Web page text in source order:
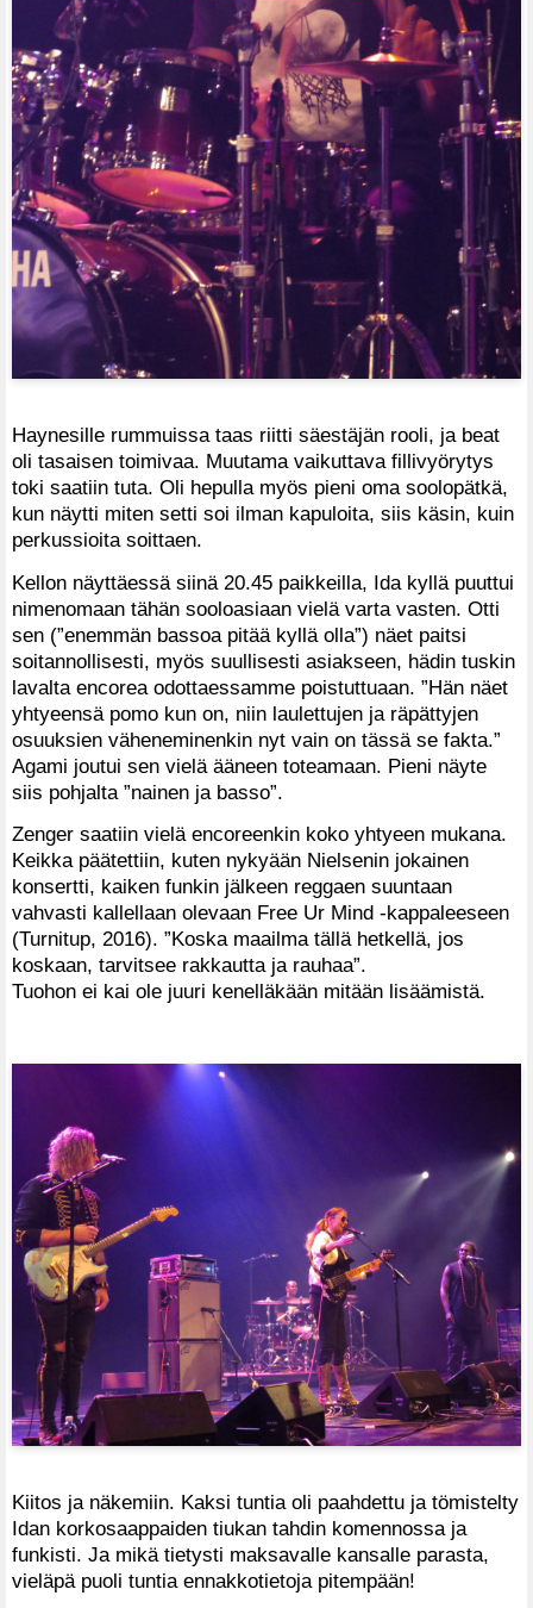
Haynesille rummuissa taas riitti säestäjän rooli, ja beat
oli tasaisen toimivaa. Muutama vaikuttava fillivyörytys
toki saatiin tuta. Oli hepulla myös pieni oma soolopätkä,
kun näytti miten setti soi ilman kapuloita, siis käsin, kuin
perkussioita soittaen.
Kellon näyttäessä siinä 20.45 paikkeilla, Ida kyllä puuttui
nimenomaan tähän sooloasiaan vielä varta vasten. Otti
sen (”enemmän bassoa pitää kyllä olla”) näet paitsi
soitannollisesti, myös suullisesti asiakseen, hädin tuskin
lavalta encorea odottaessamme poistuttuaan. ”Hän näet
yhtyeensä pomo kun on, niin laulettujen ja räpättyjen
osuuksien väheneminenkin nyt vain on tässä se fakta.”
Agami joutui sen vielä ääneen toteamaan. Pieni näyte
siis pohjalta ”nainen ja basso”.
Zenger saatiin vielä encoreenkin koko yhtyeen mukana.
Keikka päätettiin, kuten nykyään Nielsenin jokainen
konsertti, kaiken funkin jälkeen reggaen suuntaan
vahvasti kallellaan olevaan Free Ur Mind -kappaleeseen
(Turnitup, 2016). ”Koska maailma tällä hetkellä, jos
koskaan, tarvitsee rakkautta ja rauhaa”.
Tuohon ei kai ole juuri kenelläkään mitään lisäämistä.
Kiitos ja näkemiin. Kaksi tuntia oli paahdettu ja tömistelty
Idan korkosaappaiden tiukan tahdin komennossa ja
funkisti. Ja mikä tietysti maksavalle kansalle parasta,
vieläpä puoli tuntia ennakkotietoja pitempään!